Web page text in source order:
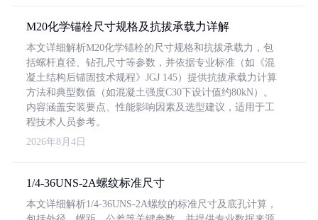
M20化学锚栓尺寸规格及抗拔承载力详解
本文详细解析M20化学锚栓的尺寸规格和抗拔承载力，包
括螺杆直径、钻孔尺寸等参数，并依据专业标准（如《混
凝土结构后锚固技术规程》JGJ 145）提供抗拔承载力计算
方法和典型数值（如混凝土强度C30下设计值约80kN）。
内容涵盖安装要点、性能影响因素及选型建议，适用于工
程技术人员参考。
2026年8月4日
1/4-36UNS-2A螺纹标准尺寸
本文详细解析1/4-36UNS-2A螺纹的标准尺寸及底孔计算，